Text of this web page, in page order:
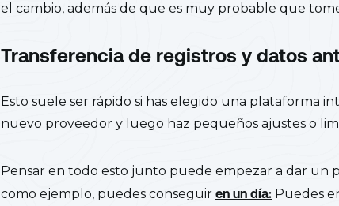
el cambio, además de que es muy probable que
Transferencia de registros y datos
Esto suele ser rápido si has elegido una plataforma
nuevo proveedor y luego haz pequeños ajustes o
Pensar en todo esto junto puede empezar a dar un
como ejemplo, puedes conseguir en un día: Puedes